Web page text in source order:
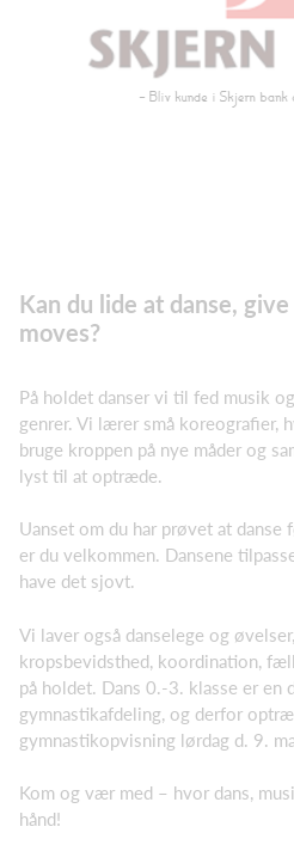
Kan du lide at danse,
moves?
På holdet danser vi til fed musik
genrer. Vi lærer små koreografier,
bruge kroppen på nye måder og
lyst til at optræde.
Uanset om du har prøvet at danse
er du velkommen. Dansene
have det sjovt.
Vi laver også danselege og
kropsbevidsthed, koordination,
på holdet. Dans 0.-3. klasse er en
gymnastikafdeling, og derfor
gymnastikopvisning lørdag d. 9.
Kom og vær med – hvor dans,
hånd!